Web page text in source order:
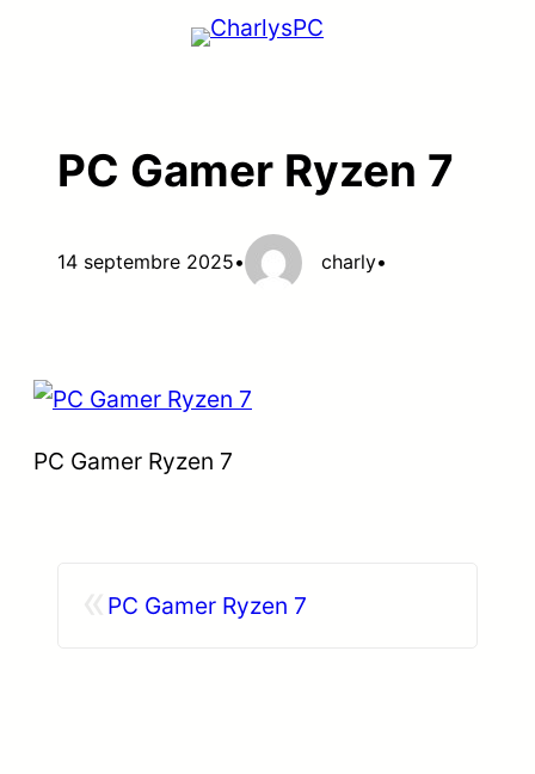
PC Gamer Ryzen 7
14 septembre 2025• charly•
PC Gamer Ryzen 7
PC Gamer Ryzen 7